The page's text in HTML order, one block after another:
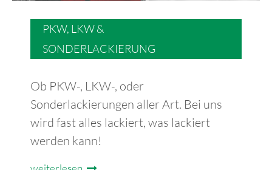
PKW, LKW &
SONDERLACKIERUNG
Ob PKW-, LKW-, oder
Sonderlackierungen aller Art. Bei uns
wird fast alles lackiert, was lackiert
werden kann!